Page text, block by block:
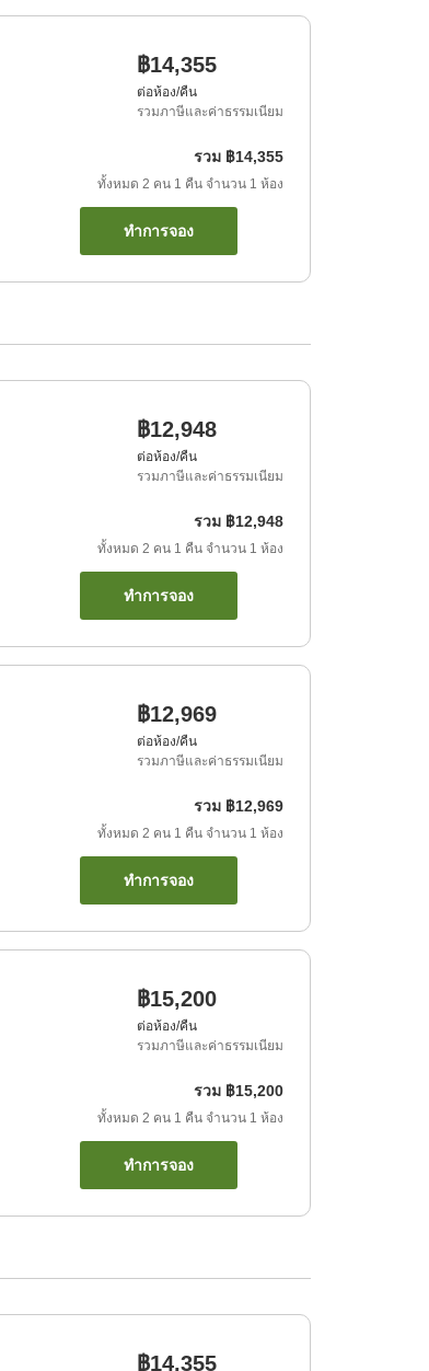
฿14,355
ต่อห้อง/คืน
รวมภาษีและค่าธรรมเนียม
รวม ฿14,355
ทั้งหมด 2 คน 1 คืน จำนวน 1 ห้อง
ทำการจอง
฿12,948
ต่อห้อง/คืน
รวมภาษีและค่าธรรมเนียม
รวม ฿12,948
ทั้งหมด 2 คน 1 คืน จำนวน 1 ห้อง
ทำการจอง
฿12,969
ต่อห้อง/คืน
รวมภาษีและค่าธรรมเนียม
รวม ฿12,969
ทั้งหมด 2 คน 1 คืน จำนวน 1 ห้อง
ทำการจอง
฿15,200
ต่อห้อง/คืน
รวมภาษีและค่าธรรมเนียม
รวม ฿15,200
ทั้งหมด 2 คน 1 คืน จำนวน 1 ห้อง
ทำการจอง
฿14,355